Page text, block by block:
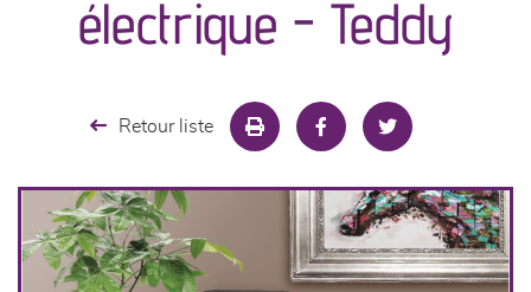
meubles de complément
décoration
électrique - Teddy
Retour liste